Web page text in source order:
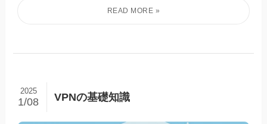
VPNの基礎知識
2025
1/08